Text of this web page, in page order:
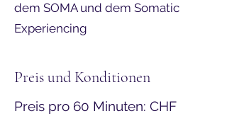
dem SOMA und dem Somatic
Experiencing​
Preis und Konditionen
Preis pro 60 Minuten: CHF